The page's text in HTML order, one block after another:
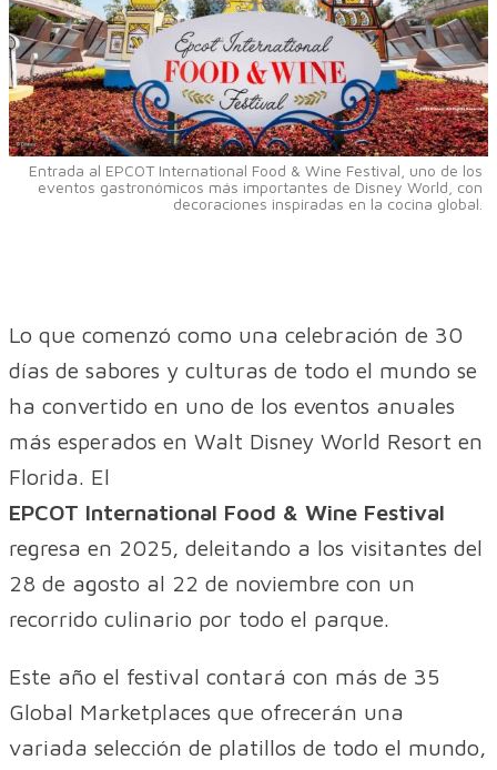
Entrada al EPCOT International Food & Wine Festival, uno de los
eventos gastronómicos más importantes de Disney World, con
decoraciones inspiradas en la cocina global.
Lo que comenzó como una celebración de 30
días de sabores y culturas de todo el mundo se
ha convertido en uno de los eventos anuales
más esperados en Walt Disney World Resort en
Florida. El
EPCOT International Food & Wine Festival
regresa en 2025, deleitando a los visitantes del
28 de agosto al 22 de noviembre con un
recorrido culinario por todo el parque.
Este año el festival contará con más de 35
Global Marketplaces que ofrecerán una
variada selección de platillos de todo el mundo,